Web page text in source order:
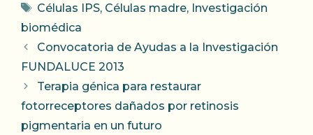
Etiquetas
Células IPS, Células madre, Investigación
biomédica
Convocatoria de Ayudas a la Investigación
FUNDALUCE 2013
Terapia génica para restaurar
fotorreceptores dañados por retinosis
pigmentaria en un futuro